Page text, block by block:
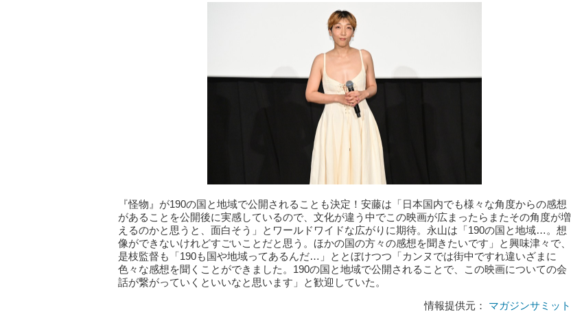
『怪物』が190の国と地域で公開されることも決定！安藤は「日本国内でも様々な角度からの感想
があることを公開後に実感しているので、文化が違う中でこの映画が広まったらまたその角度が増
えるのかと思うと、面白そう」とワールドワイドな広がりに期待。永山は「190の国と地域…。想
像ができないけれどすごいことだと思う。ほかの国の方々の感想を聞きたいです」と興味津々で、
是枝監督も「190も国や地域ってあるんだ…」ととぼけつつ「カンヌでは街中ですれ違いざまに
色々な感想を聞くことができました。190の国と地域で公開されることで、この映画についての会
話が繋がっていくといいなと思います」と歓迎していた。
情報提供元： マガジンサミット